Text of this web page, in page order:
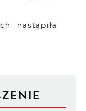
nastąpiła